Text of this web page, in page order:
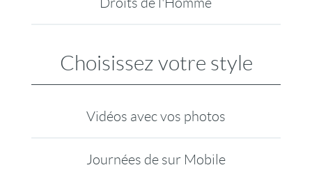
Choisissez votre style
Vidéos avec vos photos
Journées de sur Mobile